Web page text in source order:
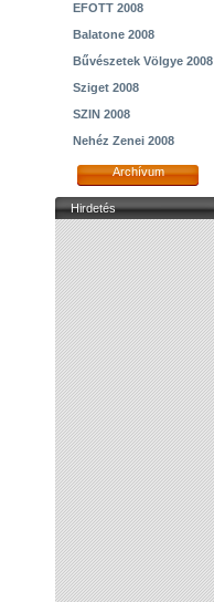
EFOTT 2008
Balatone 2008
Bűvészetek Völgye 2008
Sziget 2008
SZIN 2008
Nehéz Zenei 2008
Archívum
Hirdetés